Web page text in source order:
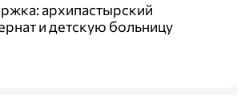
архипастырский
и детскую больницу